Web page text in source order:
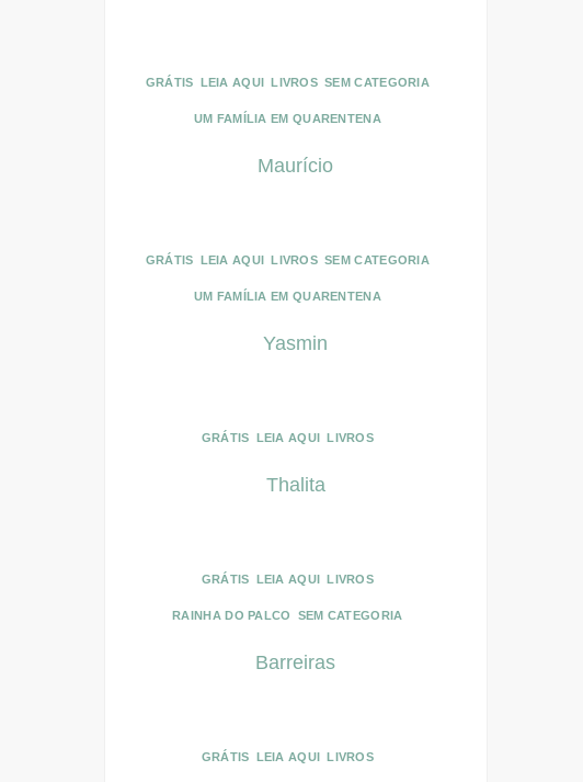
GRÁTIS LEIA AQUI LIVROS SEM CATEGORIA
UM FAMÍLIA EM QUARENTENA
Maurício
GRÁTIS LEIA AQUI LIVROS SEM CATEGORIA
UM FAMÍLIA EM QUARENTENA
Yasmin
GRÁTIS LEIA AQUI LIVROS
Thalita
GRÁTIS LEIA AQUI LIVROS
RAINHA DO PALCO SEM CATEGORIA
Barreiras
GRÁTIS LEIA AQUI LIVROS